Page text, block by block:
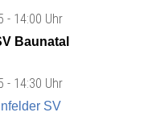
- 14:00 Uhr
Baunatal
- 14:30 Uhr
SV